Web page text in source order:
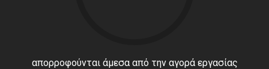
απορροφούνται άμεσα από την αγορά εργασίας